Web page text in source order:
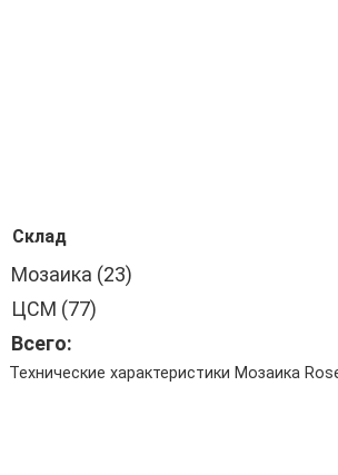
Склад
Мозаика (23)
ЦСМ (77)
Всего:
Технические характеристики Мозаика